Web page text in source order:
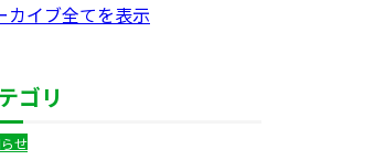
カイブ全てを表示
ゴリ
せ